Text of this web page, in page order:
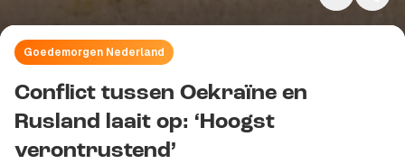
Goedemorgen Nederland
Conflict tussen Oekraïne en
Rusland laait op: ‘Hoogst
verontrustend’